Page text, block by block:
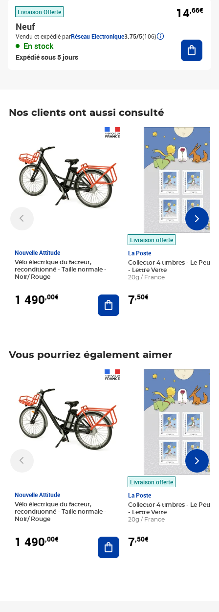
Livraison Offerte
Neuf
Vendu et expédié parRéseau Electronique3.75/5(106)
En stock
Expédié sous 5 jours
14,66€
Nos clients ont aussi consulté
Nouvelle Attitude
Vélo électrique du facteur,
reconditionné - Taille normale -
Noir/ Rouge
1 490,00€ Ajouter au panier
Livraison offerte
La Poste
Collector 4 timbres - Le Petit
- Lettre Verte
20g / France
7,50€
Prix 7,50€
Vous pourriez également aimer
Nouvelle Attitude
Vélo électrique du facteur,
reconditionné - Taille normale -
Noir/ Rouge
1 490,00€ Ajouter au panier
Livraison offerte
La Poste
Collector 4 timbres - Le Petit
- Lettre Verte
20g / France
7,50€
Prix 7,50€